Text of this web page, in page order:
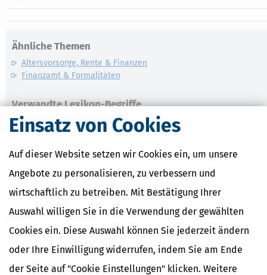
Einsatz von Cookies
Auf dieser Website setzen wir Cookies ein, um unsere
Angebote zu personalisieren, zu verbessern und
wirtschaftlich zu betreiben. Mit Bestätigung Ihrer
Auswahl willigen Sie in die Verwendung der gewählten
Cookies ein. Diese Auswahl können Sie jederzeit ändern
oder Ihre Einwilligung widerrufen, indem Sie am Ende
der Seite auf "Cookie Einstellungen" klicken. Weitere
Ähnliche Themen
Altersvorsorge, Rente & Finanzen
Finanzamt & Formalitäten
Verwandte Lexikon-Begriffe
Ausland
Beihilfe
Inland
Konto